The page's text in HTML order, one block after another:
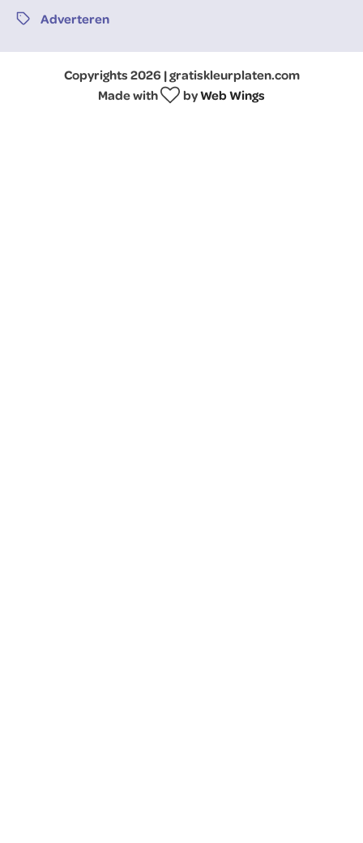
Adverteren
Copyrights 2026 | gratiskleurplaten.com
Made with
byWeb Wings